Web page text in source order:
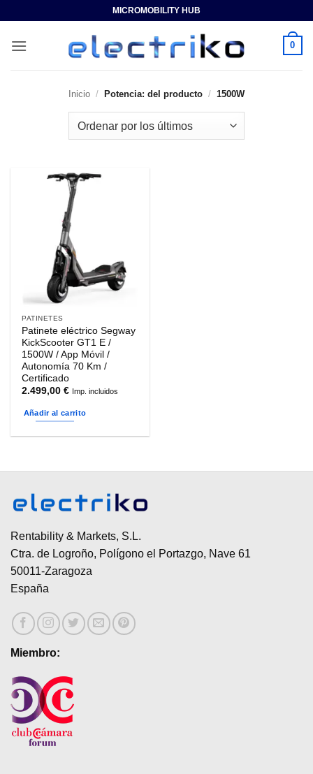
contenido
MICROMOBILITY HUB
0
Inicio / Potencia: del producto / 1500W
PATINETES
Patinete eléctrico Segway
KickScooter GT1 E /
1500W / App Móvil /
Autonomía 70 Km /
Certificado
2.499,00€ Imp. incluidos
Añadir al carrito
Rentability & Markets, S.L.
Ctra. de Logroño, Polígono el Portazgo, Nave 61
50011-Zaragoza
España
Miembro: